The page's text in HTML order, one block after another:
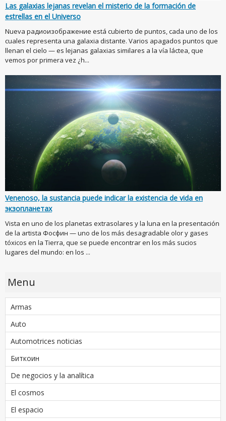
Las galaxias lejanas revelan el misterio de la formación de
estrellas en el Universo
Nueva радиоизображение está cubierto de puntos, cada uno de los
cuales representa una galaxia distante. Varios apagados puntos que
llenan el cielo — es lejanas galaxias similares a la vía láctea, que
vemos por primera vez ¿h...
Venenoso, la sustancia puede indicar la existencia de vida en
экзопланетах
Vista en uno de los planetas extrasolares y la luna en la presentación
de la artista Фосфин — uno de los más desagradable olor y gases
tóxicos en la Tierra, que se puede encontrar en los más sucios
lugares del mundo: en los ...
Menu
Armas
Auto
Automotrices noticias
Биткоин
De negocios y la analítica
El cosmos
El espacio